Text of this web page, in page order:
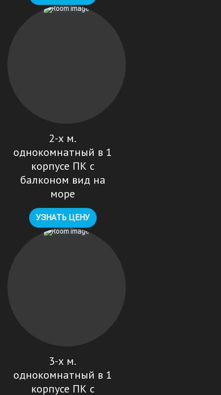
2-х м.
однокомнатный в 1
корпусе ПК с
балконом вид на
море
УЗНАТЬ ЦЕНУ
3-х м.
однокомнатный в 1
корпусе ПК с